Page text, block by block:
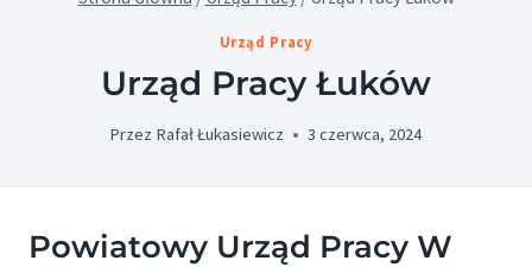
Urząd Pracy
Urząd Pracy Łuków
Przez Rafał Łukasiewicz 3 czerwca, 2024
Powiatowy Urząd Pracy W